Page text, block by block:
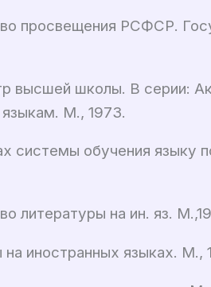
просвещения РСФСР.
школы. В серии:
М., 1973.
системы обучения языку
литературы на ин. яз.
иностранных языках.